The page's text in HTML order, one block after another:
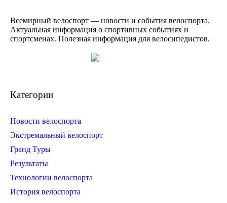
Всемирный велоспорт — новости и события велоспорта.
Актуальная информация о спортивных событиях и
спортсменах. Полезная информация для велосипедистов.
Категории
Новости велоспорта
Экстремальный велоспорт
Гранд Туры
Результаты
Технологии велоспорта
История велоспорта